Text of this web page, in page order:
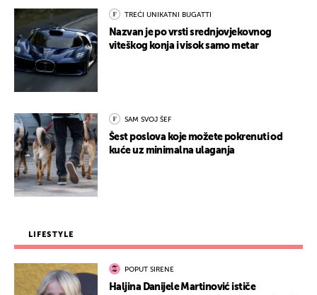
TREĆI UNIKATNI BUGATTI
Nazvan je po vrsti srednjovjekovnog
viteškog konja i visok samo metar
SAM SVOJ ŠEF
Šest poslova koje možete pokrenuti od
kuće uz minimalna ulaganja
LIFESTYLE
POPUT SIRENE
Haljina Danijele Martinović ističe